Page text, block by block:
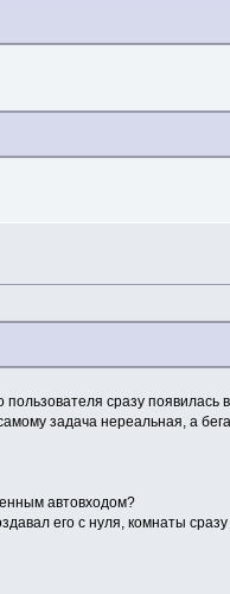
пользователя сразу
задача нереальная, а
автовходом?
его с нуля, комнаты